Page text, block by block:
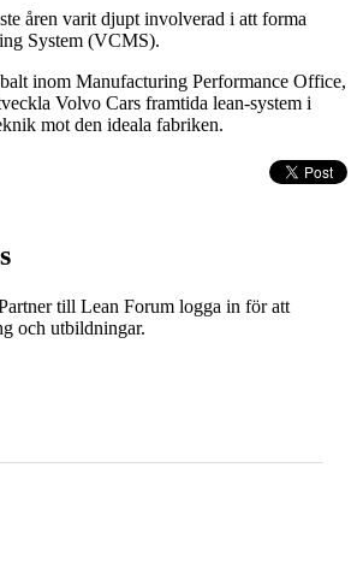
åren varit djupt involverad i att forma
System (VCMS).
inom Manufacturing Performance Office,
Volvo Cars framtida lean-system i
mot den ideala fabriken.
till Lean Forum logga in för att
och utbildningar.